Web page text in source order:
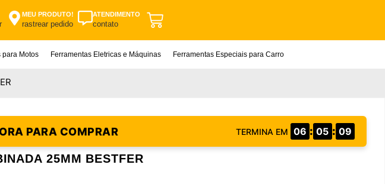
MEU PRODUTO!
rastrear pedido
ATENDIMENTO
contato
para Motos Ferramentas Eletricas e Máquinas Ferramentas Especiais para Carro
PARA COMPRAR TERMINA EM 06 : 05 : 08
25MM BESTFER